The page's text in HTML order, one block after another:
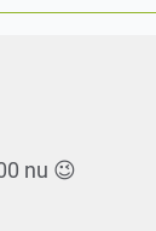
nu 😉